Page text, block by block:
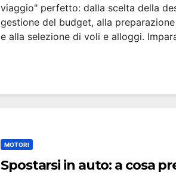
viaggio" perfetto: dalla scelta della
gestione del budget, alla
e alla selezione di voli e alloggi.
MOTORI
Spostarsi in auto: a cosa